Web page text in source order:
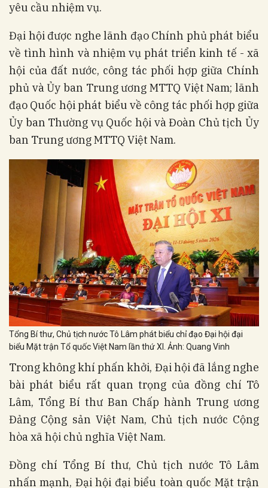
yêu cầu nhiệm vụ.
Đại hội được nghe lãnh đạo Chính phủ phát biểu
về tình hình và nhiệm vụ phát triển kinh tế - xã
hội của đất nước, công tác phối hợp giữa Chính
phủ và Ủy ban Trung ương MTTQ Việt Nam; lãnh
đạo Quốc hội phát biểu về công tác phối hợp giữa
Ủy ban Thường vụ Quốc hội và Đoàn Chủ tịch Ủy
ban Trung ương MTTQ Việt Nam.
Tổng Bí thư, Chủ tịch nước Tô Lâm phát biểu chỉ đạo Đại hội đại
biểu Mặt trận Tổ quốc Việt Nam lần thứ XI. Ảnh: Quang Vinh
Trong không khí phấn khởi, Đại hội đã lắng nghe
bài phát biểu rất quan trọng của đồng chí Tô
Lâm, Tổng Bí thư Ban Chấp hành Trung ương
Đảng Cộng sản Việt Nam, Chủ tịch nước Cộng
hòa xã hội chủ nghĩa Việt Nam.
Đồng chí Tổng Bí thư, Chủ tịch nước Tô Lâm
nhấn mạnh, Đại hội đại biểu toàn quốc Mặt trận